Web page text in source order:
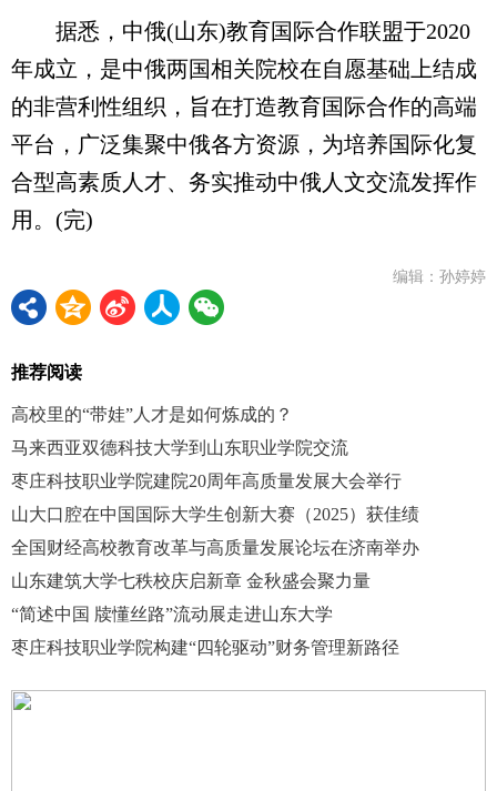
据悉，中俄(山东)教育国际合作联盟于2020
年成立，是中俄两国相关院校在自愿基础上结成
的非营利性组织，旨在打造教育国际合作的高端
平台，广泛集聚中俄各方资源，为培养国际化复
合型高素质人才、务实推动中俄人文交流发挥作
用。(完)
编辑：孙婷婷
推荐阅读
高校里的“带娃”人才是如何炼成的？
马来西亚双德科技大学到山东职业学院交流
枣庄科技职业学院建院20周年高质量发展大会举行
山大口腔在中国国际大学生创新大赛（2025）获佳绩
全国财经高校教育改革与高质量发展论坛在济南举办
山东建筑大学七秩校庆启新章 金秋盛会聚力量
“简述中国 牍懂丝路”流动展走进山东大学
枣庄科技职业学院构建“四轮驱动”财务管理新路径